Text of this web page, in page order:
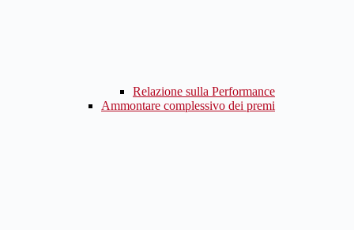
Relazione sulla Performance
Ammontare complessivo dei premi